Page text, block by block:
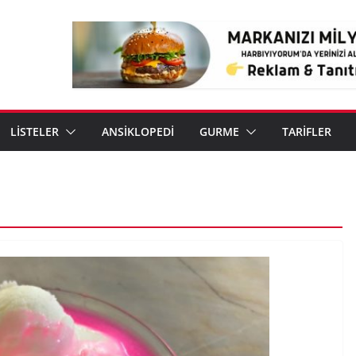
LİSTELER ANSİKLOPEDİ GURME TARİFLER